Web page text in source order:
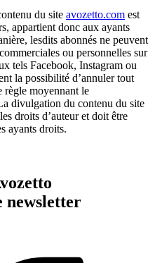
du site avozetto.com est
appartient donc aux ayants
lesdits abonnés ne peuvent
ou personnelles sur
tels Facebook, Instagram ou
la possibilité d’annuler tout
règle moyennant le
divulgation du contenu du site
droits d’auteur et doit être
ayants droits.
newsletter